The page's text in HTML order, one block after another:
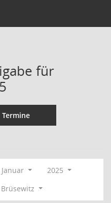
für
Termine
Januar
2025